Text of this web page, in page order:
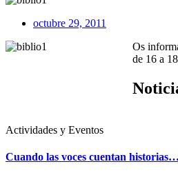
octubre 29, 2011
Os
de 16 a
Actividades y Eventos
Cuando las voces cuentan historias…